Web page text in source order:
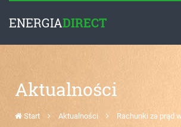
ENERGIADIRECT
Aktualności
Start Aktualności Rachunki za prąd